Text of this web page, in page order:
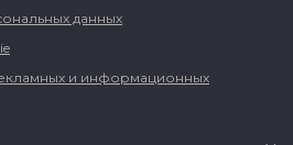
данных
и информационных